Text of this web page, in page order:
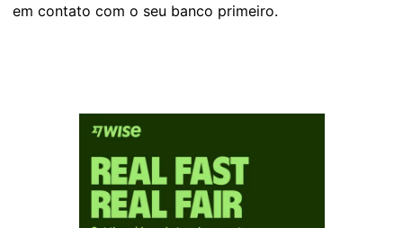
em contato com o seu banco primeiro.